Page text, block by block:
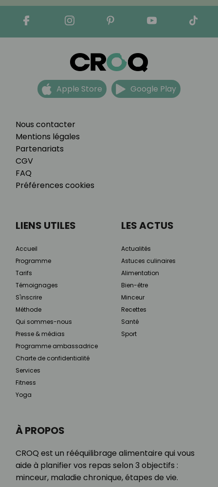
Nous contacter
Mentions légales
Partenariats
CGV
FAQ
Préférences cookies
Apple Store Google Play
À PROPOS
CROQ est un rééquilibrage alimentaire qui vous
aide à planifier vos repas selon 3 objectifs :
minceur, maladie chronique, étapes de vie.
LIENS UTILES
Accueil
Programme
Tarifs
Témoignages
S'inscrire
Méthode
Qui sommes-nous
Presse & médias
Programme ambassadrice
Charte de confidentialité
Services
Fitness
Yoga
LES ACTUS
Actualités
Astuces culinaires
Alimentation
Bien-être
Minceur
Recettes
Santé
Sport